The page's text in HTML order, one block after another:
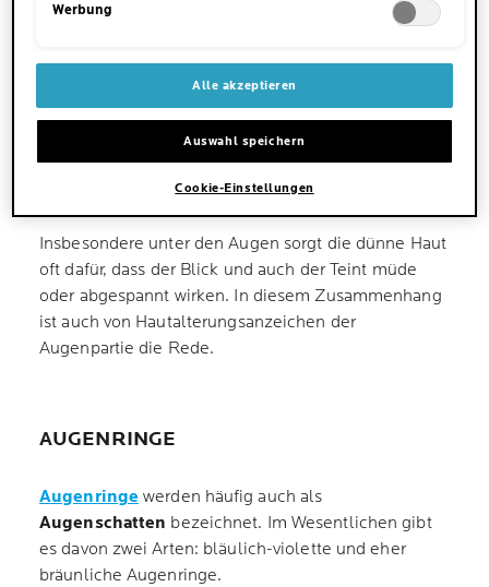
WAS SIND DIE SICHTBAREN
AUSWIRKUNGEN VON
DÜNNER HAUT UNTER DEN
Insbesondere unter den Augen sorgt die dünne Haut
oft dafür, dass der Blick und auch der Teint müde
oder abgespannt wirken. In diesem Zusammenhang
ist auch von Hautalterungsanzeichen der
Augenpartie die Rede.
AUGENRINGE
Augenringe werden häufig auch als
Augenschatten bezeichnet. Im Wesentlichen gibt
es davon zwei Arten: bläulich-violette und eher
bräunliche Augenringe.
Werbung
Alle akzeptieren
Auswahl speichern
Cookie-Einstellungen